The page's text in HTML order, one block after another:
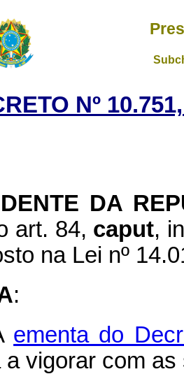
Nº
DA
art. 84, caput,
na Lei nº
:
ementa do
a vigorar com